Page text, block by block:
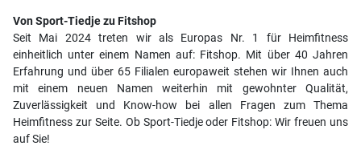
Von Sport-Tiedje zu Fitshop
Seit Mai 2024 treten wir als Europas Nr. 1 für Heimfitness
einheitlich unter einem Namen auf: Fitshop. Mit über 40 Jahren
Erfahrung und über 65 Filialen europaweit stehen wir Ihnen auch
mit einem neuen Namen weiterhin mit gewohnter Qualität,
Zuverlässigkeit und Know-how bei allen Fragen zum Thema
Heimfitness zur Seite. Ob Sport-Tiedje oder Fitshop: Wir freuen uns
auf Sie!